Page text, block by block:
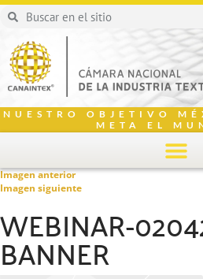
NUESTRO OBJETIVO
META EL
Imagen anterior
Imagen siguiente
WEBINAR-
BANNER